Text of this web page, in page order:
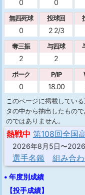
0 0
無四死球
0
投球回
2 2/3
奪三振
2
与四球
2
ボーク
0
P/IP
18.00
このページに掲載してい
タの中から抽出したもの
のではありません。
熱戦中 第108回全国
2026年8月5日〜
選手名鑑 組み合
• 年度別成績
【投手成績】